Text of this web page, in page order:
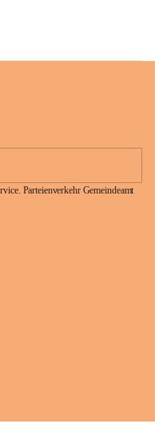
Parteienverkehr Gemeindeamt